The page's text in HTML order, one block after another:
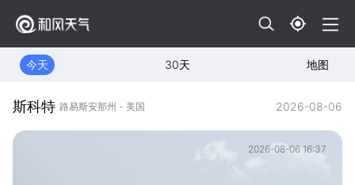
今天 30天 地图
斯科特 路易斯安那州 - 美国 2026-08-06
2026-08-06 16:37